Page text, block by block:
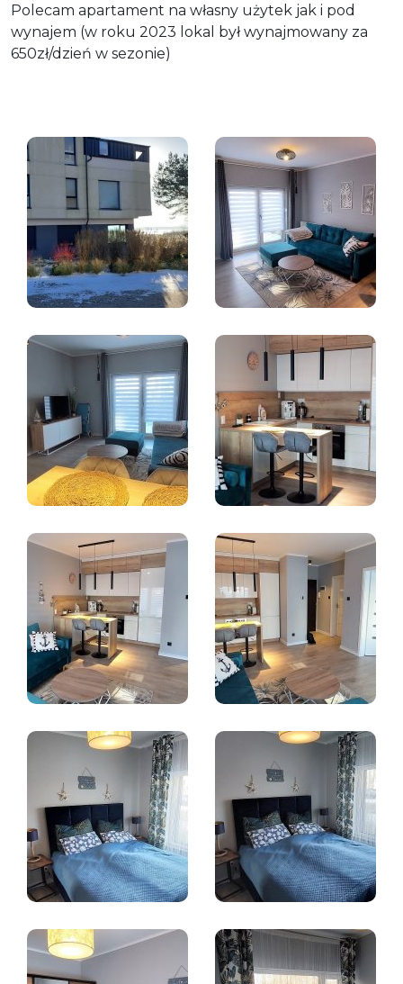
Polecam apartament na własny użytek jak i pod
wynajem (w roku 2023 lokal był wynajmowany za
650zł/dzień w sezonie)